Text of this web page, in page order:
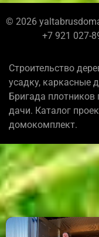
© 2026
+7 921 027-
Строительство
усадку, каркасные
Бригада
дачи. Каталог
домокомплект.